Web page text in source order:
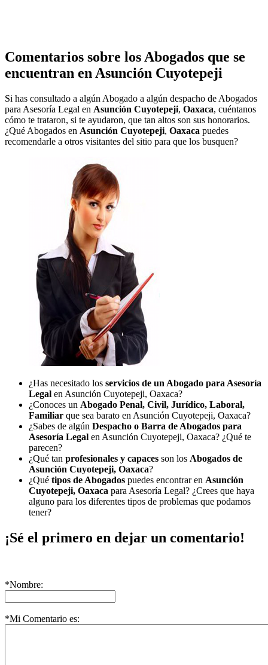
Comentarios sobre los Abogados que se
encuentran en Asunción Cuyotepeji
Si has consultado a algún Abogado a algún despacho de Abogados
para Asesoría Legal en Asunción Cuyotepeji, Oaxaca, cuéntanos
cómo te trataron, si te ayudaron, que tan altos son sus honorarios.
¿Qué Abogados en Asunción Cuyotepeji, Oaxaca puedes
recomendarle a otros visitantes del sitio para que los busquen?
¿Has necesitado los servicios de un Abogado para Asesoría
Legal en Asunción Cuyotepeji, Oaxaca?
¿Conoces un Abogado Penal, Civil, Jurídico, Laboral,
Familiar que sea barato en Asunción Cuyotepeji, Oaxaca?
¿Sabes de algún Despacho o Barra de Abogados para
Asesoría Legal en Asunción Cuyotepeji, Oaxaca? ¿Qué te
parecen?
¿Qué tan profesionales y capaces son los Abogados de
Asunción Cuyotepeji, Oaxaca?
¿Qué tipos de Abogados puedes encontrar en Asunción
Cuyotepeji, Oaxaca para Asesoría Legal? ¿Crees que haya
alguno para los diferentes tipos de problemas que podamos
tener?
¡Sé el primero en dejar un comentario!
*Nombre:
*Mi Comentario es: